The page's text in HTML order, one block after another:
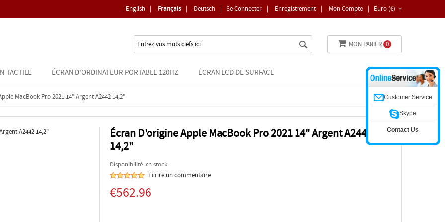
Euro (€)
Se Connecter | Enregistrement | Mon Compte |
English | Français | Deutsch |
MON PANIER 0
TACTILE ÉCRAN D'ORDINATEUR PORTABLE 120HZ ÉCRAN LCD DE SURFACE
MacBook Pro 2021 14" Argent A2442 14,2"
Écran D'origine Apple MacBook Pro 2021 14" Argent A2442
14,2"
Disponibilité: en stock
Écrire un commentaire
€562.96
Customer Service
Skype
Contact Us